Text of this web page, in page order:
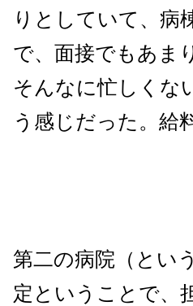
りとしていて、病
で、面接でもあま
そんなに忙しくな
う感じだった。給
第二の病院（とい
定ということで、